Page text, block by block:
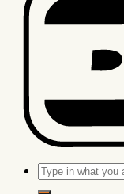
Søg
efter: